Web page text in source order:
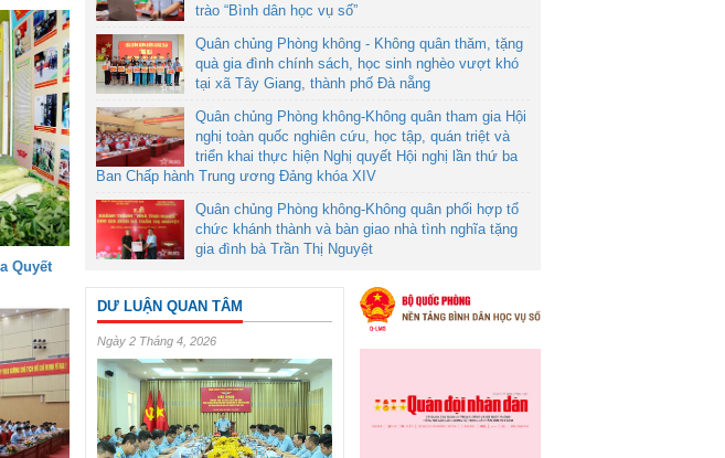
Quyết
trào “Bình dân học vụ số”
Quân chủng Phòng không - Không quân thăm, tặng
quà gia đình chính sách, học sinh nghèo vượt khó
tại xã Tây Giang, thành phố Đà nẵng
Quân chủng Phòng không-Không quân tham gia Hội
nghị toàn quốc nghiên cứu, học tập, quán triệt và
triển khai thực hiện Nghị quyết Hội nghị lần thứ ba
Ban Chấp hành Trung ương Đảng khóa XIV
Quân chủng Phòng không-Không quân phối hợp tổ
chức khánh thành và bàn giao nhà tình nghĩa tặng
gia đình bà Trần Thị Nguyệt
DƯ LUẬN QUAN TÂM
Ngày 2 Tháng 4, 2026